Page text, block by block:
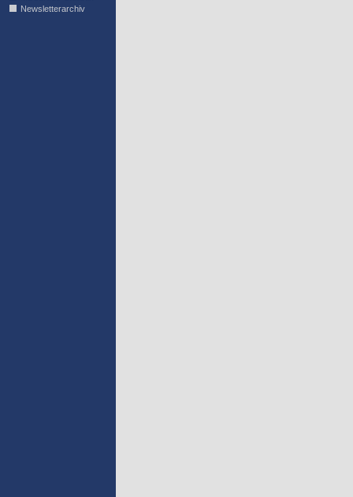
Newsletterarchiv